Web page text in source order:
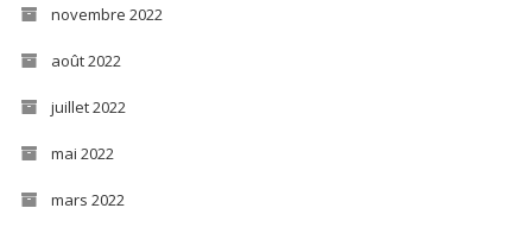
novembre 2022
août 2022
juillet 2022
mai 2022
mars 2022